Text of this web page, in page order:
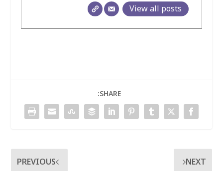
View all posts
SHARE:
PREVIOUS
NEXT